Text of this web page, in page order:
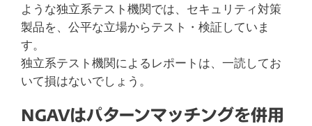
ような独立系テスト機関では、セキュリティ対策
製品を、公平な立場からテスト・検証していま
す。
独立系テスト機関によるレポートは、一読してお
いて損はないでしょう。
NGAVはパターンマッチングを併用